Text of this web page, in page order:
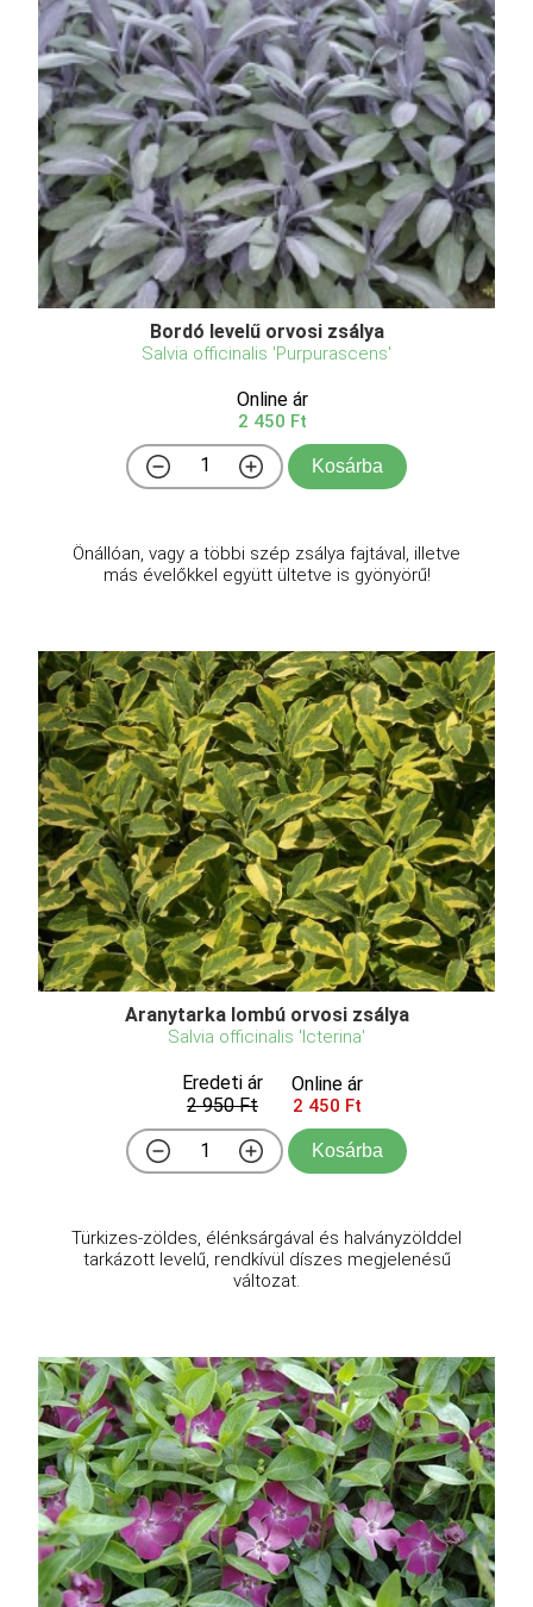
Bordó levelű orvosi zsálya
Salvia officinalis 'Purpurascens'
Online ár
2 450 Ft
Kosárba
Önállóan, vagy a többi szép zsálya fajtával, illetve
más évelőkkel együtt ültetve is gyönyörű!
Aranytarka lombú orvosi zsálya
Salvia officinalis 'Icterina'
Eredeti ár
2 950 Ft
Online ár
2 450 Ft
Kosárba
Türkizes-zöldes, élénksárgával és halványzölddel
tarkázott levelű, rendkívül díszes megjelenésű
változat.